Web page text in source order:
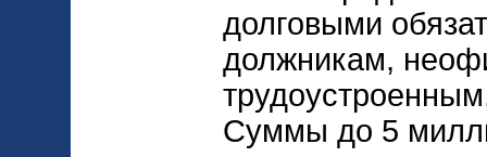
долговыми
должникам,
Суммы до 5